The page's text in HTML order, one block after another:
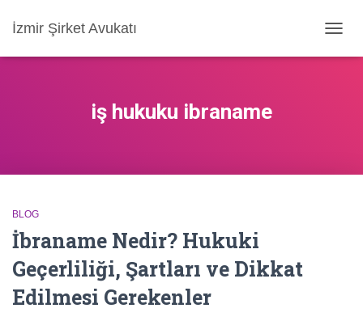
İzmir Şirket Avukatı
AÇ/
iş hukuku ibraname
BLOG
İbraname Nedir? Hukuki
Geçerliliği, Şartları ve Dikkat
Edilmesi Gerekenler